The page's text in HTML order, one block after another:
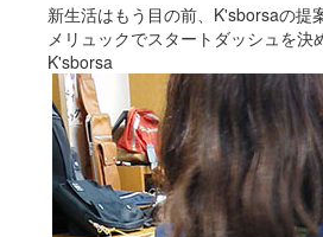
新生活はもう目の前、K'sborsaの提
メリュックでスタートダッシュを
K'sborsa